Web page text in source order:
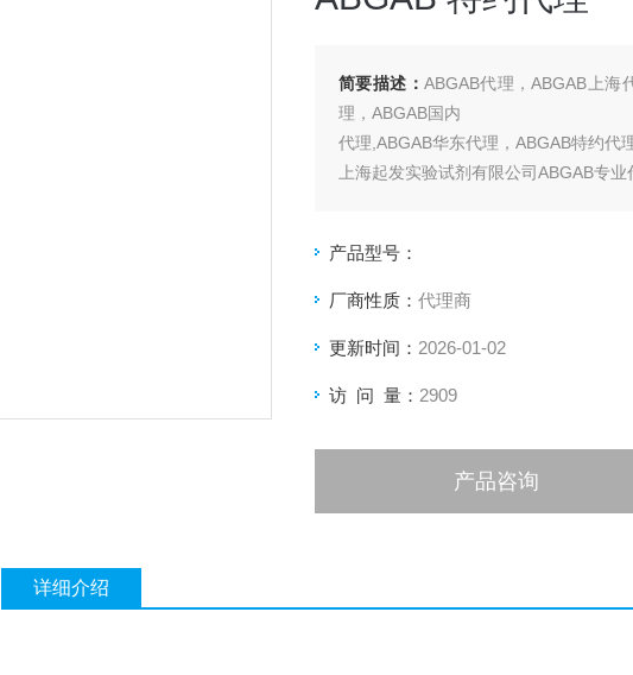
简要描述： ABGAB代理，ABGAB上海
理，ABGAB国内
代理,ABGAB华东代理，ABGAB特约代
上海起发实验试剂有限公司ABGAB专
产品型号：
厂商性质： 代理商
更新时间： 2026-01-02
访 问 量： 2909
产品咨询
详细介绍